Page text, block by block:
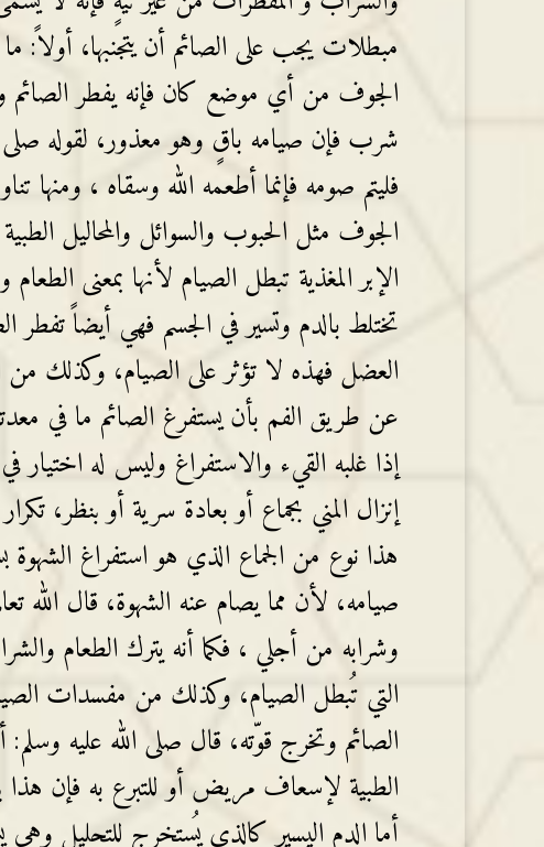
مبطلات يجب على الصائم أن يتجنبها،
الجوف من أي موضع كان فإنه يفطر
شرب فإن صيامه باقٍ وهو معذور، لقوله
فليتم صومه فإنما أطعمه الله وسقاه ، ومنها
الجوف مثل الحبوب والسوائل والمحاليل
الإبر المغذية تبطل الصيام لأنها بمعنى
تختلط بالدم وتسير في الجسم فهي أيضاً تفطر
العضل فهذه لا تؤثر على الصيام، وكذلك
عن طريق الفم بأن يستفرغ الصائم ما في
إذا غلبه القيء والاستفراغ وليس له
إنزال المني بجماع أو بعادة سرية أو بنظر،
هذا نوع من الجماع الذي هو استفراغ
صيامه، لأن مما يصام عنه الشهوة، قال
وشرابه من أجلي ، فكما أنه يترك الطعام
التي تُبطل الصيام، وكذلك من مفسدات
الصائم وتخرج قوّته، قال صلى الله عليه
الطبية لإسعاف مريض أو للتبرع به فإن هذا
أما الدم اليسير كالذي يُستخرج للتحليل